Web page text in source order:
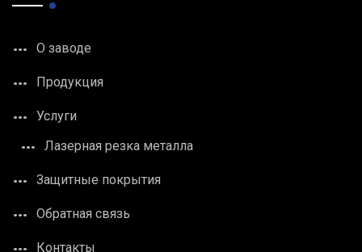
О заводе
Продукция
Услуги
Лазерная резка металла
Защитные покрытия
Обратная связь
Контакты